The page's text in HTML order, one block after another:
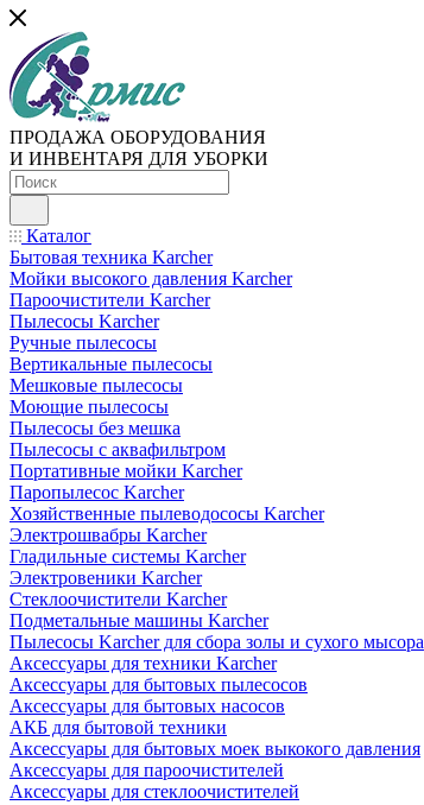
ПРОДАЖА ОБОРУДОВАНИЯ
И ИНВЕНТАРЯ ДЛЯ УБОРКИ
Каталог
Бытовая техника Karcher
Мойки высокого давления Karcher
Пароочистители Karcher
Пылесосы Karcher
Ручные пылесосы
Вертикальные пылесосы
Мешковые пылесосы
Моющие пылесосы
Пылесосы без мешка
Пылесосы с аквафильтром
Портативные мойки Karcher
Паропылесос Karcher
Хозяйственные пылеводососы Karcher
Электрошвабры Karcher
Гладильные системы Karcher
Электровеники Karcher
Стеклоочистители Karcher
Подметальные машины Karcher
Пылесосы Karcher для сбора золы и сухого мысора
Аксессуары для техники Karcher
Аксессуары для бытовых пылесосов
Аксессуары для бытовых насосов
АКБ для бытовой техники
Аксессуары для бытовых моек выкокого давления
Аксессуары для пароочистителей
Аксессуары для стеклоочистителей